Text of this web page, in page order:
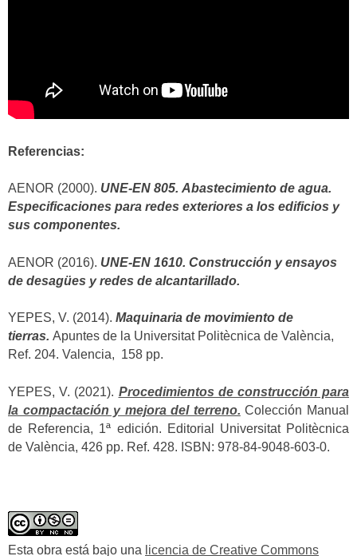
Referencias:
AENOR (2000). UNE-EN 805. Abastecimiento de agua.
Especificaciones para redes exteriores a los edificios y
sus componentes.
AENOR (2016). UNE-EN 1610. Construcción y ensayos
de desagües y redes de alcantarillado.
YEPES, V. (2014). Maquinaria de movimiento de
tierras. Apuntes de la Universitat Politècnica de València,
Ref. 204. Valencia, 158 pp.
YEPES, V. (2021). Procedimientos de construcción para
la compactación y mejora del terreno. Colección Manual
de Referencia, 1ª edición. Editorial Universitat Politècnica
de València, 426 pp. Ref. 428. ISBN: 978-84-9048-603-0.
Esta obra está bajo una licencia de Creative Commons